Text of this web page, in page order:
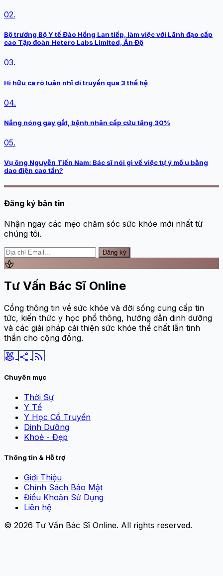
02.
Bộ trưởng Bộ Y tế Đào Hồng Lan tiếp, làm việc với Lãnh đạo cấp
cao Tập đoàn Hetero Labs Limited, Ấn Độ
03.
Hi hữu ca rò luân nhĩ di truyền qua 3 thế hệ
04.
Nắng nóng gay gắt, bệnh nhân cấp cứu tăng 30%
05.
Vụ ông Nguyễn Tiến Nam: Bác sĩ nói gì về việc tự ý mổ u bằng
dao điện cao tần?
Đăng ký bản tin
Nhận ngay các mẹo chăm sóc sức khỏe mới nhất từ
chúng tôi.
Đăng ký
spa
Tư Vấn Bác Sĩ Online
Cổng thông tin về sức khỏe và đời sống cung cấp tin
tức, kiến thức y học phổ thông, hướng dẫn dinh dưỡng
và các giải pháp cải thiện sức khỏe thể chất lẫn tinh
thần cho cộng đồng.
social_leaderboard share rss_feed
Chuyên mục
Thời Sự
Y Tế
Y Học Cổ Truyền
Dinh Dưỡng
Khoẻ - Đẹp
Thông tin & Hỗ trợ
Giới Thiệu
Chính Sách Bảo Mật
Điều Khoản Sử Dụng
Liên hệ
© 2026 Tư Vấn Bác Sĩ Online. All rights reserved.